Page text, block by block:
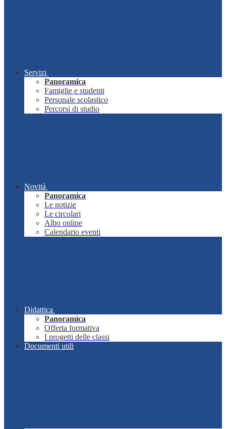
Servizi
Panoramica
Famiglie e studenti
Personale scolastico
Percorsi di studio
Novità
Panoramica
Le notizie
Le circolari
Albo online
Calendario eventi
Didattica
Panoramica
Offerta formativa
I progetti delle classi
Documenti utili